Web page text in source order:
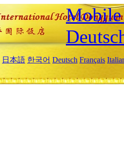
Mobile
日本語 한국어 Deutsch Français